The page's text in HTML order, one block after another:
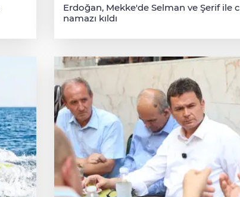
Erdoğan, Mekke'de Selman ve Şerif ile
namazı kıldı